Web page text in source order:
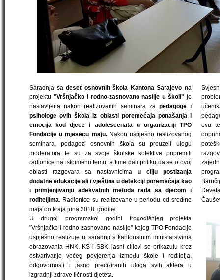
Saradnja sadeset osnovnih škola Kantona Sarajevo na
projektu "Vršnjačko i rodno-zasnovano nasilje u školi" je
nastavljena nakon realizovanih seminara za pedagoge i
psihologe ovih škola iz oblasti poremećaja ponašanja i
emocija kod djece i adolescenata u organizaciji TPO
Fondacije u mjesecu maju.Nakon uspješno realizovanog
seminara, pedagozi osnovnih škola su preuzeli ulogu
moderatora te su za svoje školske kolektive pripremili
radionice na istoimenu temu te time dali priliku da se o ovoj
oblasti razgovara sa nastavnicima u cilju postizanja
dodatne edukacije ali i vještina u detekciji poremećaja kao
i primjenjivanju adekvatnih metoda rada sa djecom i
roditeljima. Radionice su realizovane u periodu od sredine
maja do kraja juna 2018. godine.
U drugoj programskoj godini trogodišnjeg projekta
"Vršnjačko i rodno zasnovano nasilje" kojeg TPO Fondacije
uspješno realizuje u saradnji s kantonalnim ministarstvima
obrazovanja HNK, KS i SBK, jasni ciljevi se prikazuju kroz
ostvarivanje većeg povjerenja između škole i roditelja,
odgovornosti i jasno preciziranih uloga svih aktera u
izgradnji zdrave ličnosti djeteta.
ovu